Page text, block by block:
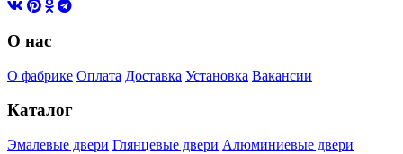
О нас
О фабрике Оплата Доставка Установка Вакансии
Каталог
Эмалевые двери Глянцевые двери Алюминиевые двери